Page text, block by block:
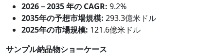
2026－2035 年の CAGR: 9.2%
2035年の予想市場規模: 293.3億米ドル
2025年の市場規模: 121.6億米ドル
サンプル納品物ショーケース